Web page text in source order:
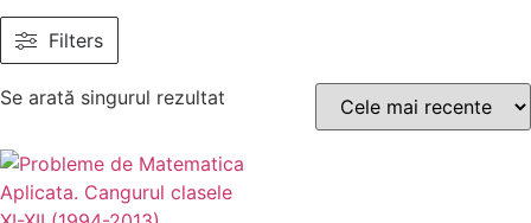
Filters
Se arată singurul rezultat